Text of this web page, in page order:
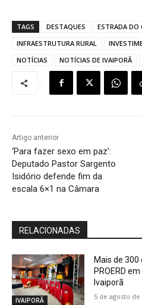
TAGS DESTAQUES
ESTRADA DO
INFRAESTRUTURA RURAL
NOTÍCIAS
NOTÍCIAS DE IVAIPORÃ
Artigo anterior
‘Para fazer sexo em paz’:
Deputado Pastor Sargento
Isidório defende fim da
escala 6×1 na Câmara
RELACIONADAS
IVAIPORÃ
Mais de
PROERD
Ivaiporã
5 de agosto de